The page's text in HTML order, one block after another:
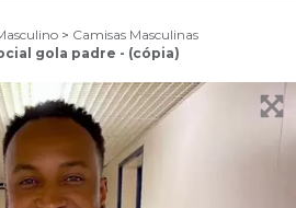
> Camisas Masculinas
gola padre - (cópia)